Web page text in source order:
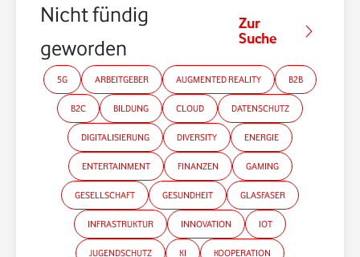
Nicht fündig
geworden?
Zur
Suche
5G ARBEITGEBER AUGMENTED REALITY B2B
B2C BILDUNG CLOUD DATENSCHUTZ
DIGITALISIERUNG DIVERSITY ENERGIE
ENTERTAINMENT FINANZEN GAMING
GESELLSCHAFT GESUNDHEIT GLASFASER
INFRASTRUKTUR INNOVATION IOT
JUGENDSCHUTZ KI KOOPERATION